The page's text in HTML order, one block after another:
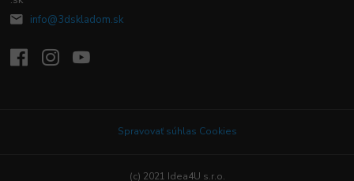
info@3dskladom.sk
Spravovať súhlas Cookies
(c) 2021 Idea4U s.r.o.